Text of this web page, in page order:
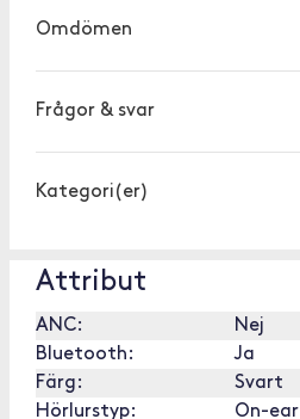
Omdömen
Frågor & svar
Kategori(er)
Attribut
ANC:
Nej
Bluetooth:
Ja
Färg:
Svart
Hörlurstyp:
On-ear